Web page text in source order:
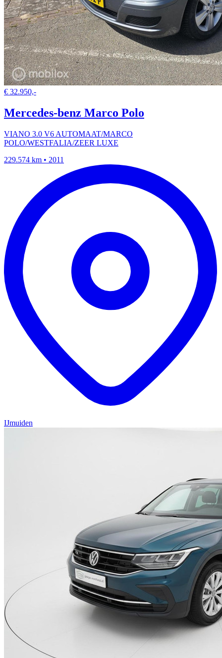
€ 32.950,-
Mercedes-benz Marco Polo
VIANO 3.0 V6 AUTOMAAT/MARCO
POLO/WESTFALIA/ZEER LUXE
229.574 km • 2011
IJmuiden